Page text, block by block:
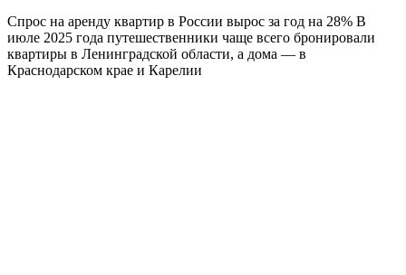
Спрос на аренду квартир в России вырос за год на 28% В
июле 2025 года путешественники чаще всего бронировали
квартиры в Ленинградской области, а дома — в
Краснодарском крае и Карелии